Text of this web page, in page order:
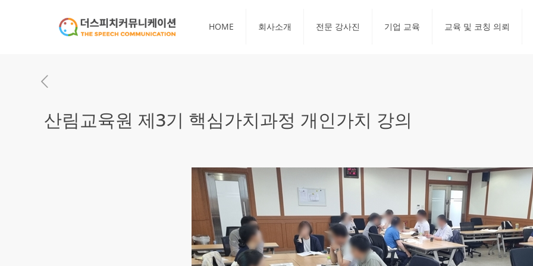
HOME 회사소개 전문 강사진 기업 교육 교육 및 코칭 의뢰
산림교육원 제3기 핵심가치과정 개인가치 강의